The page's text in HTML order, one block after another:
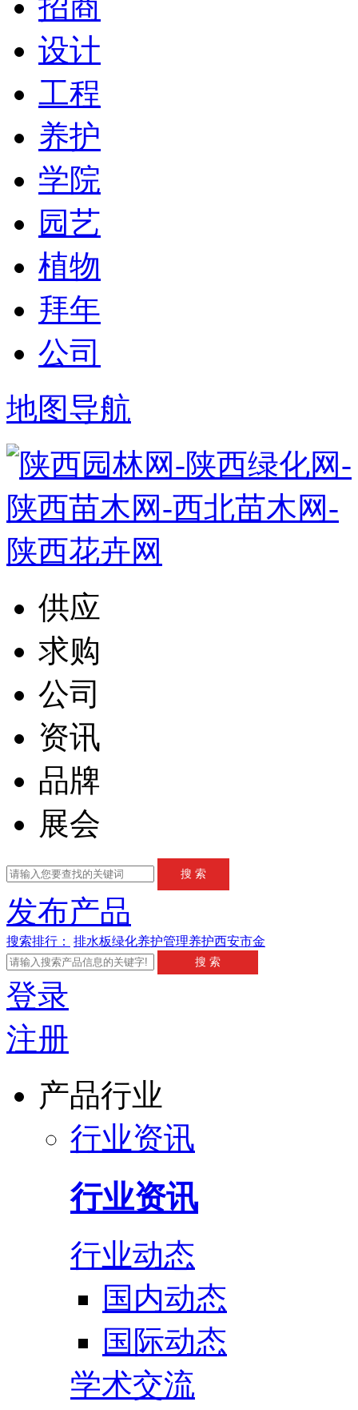
设计
工程
养护
学院
园艺
植物
拜年
公司
地图导航
供应
求购
公司
资讯
品牌
展会
发布产品
搜索排行： 排水板绿化养护管理养护西安市金
登录
注册
产品行业
行业资讯
行业资讯
行业动态
国内动态
国际动态
学术交流